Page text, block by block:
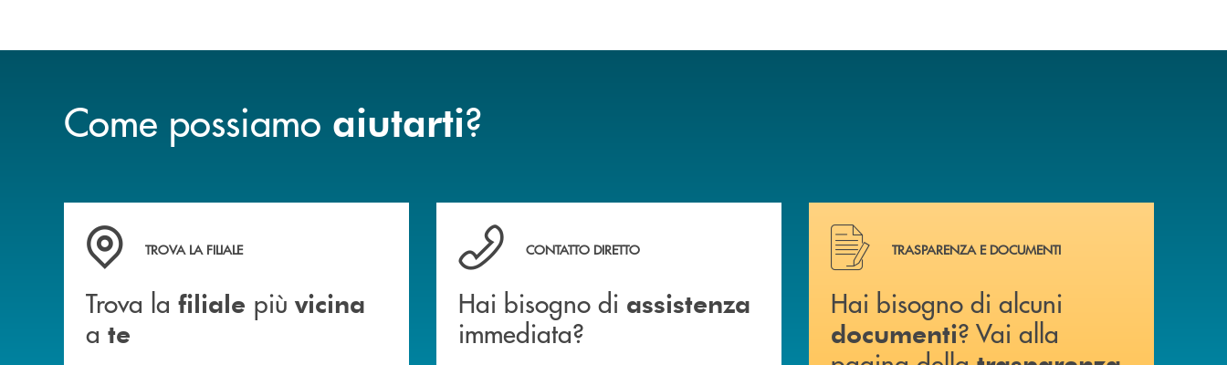
Come possiamo aiutarti?
Trova la filiale più vicina a te&nbsp;
TROVA LA FILIALE
Trova la filiale più vicina
a te
Hai bisogno di assistenza immediata?
CONTATTO DIRETTO
Hai bisogno di assistenza
immediata?
Hai bisogno di alcuni documenti ? Vai alla pagina
TRASPARENZA E DOCUMENTI
Hai bisogno di alcuni
documenti? Vai alla